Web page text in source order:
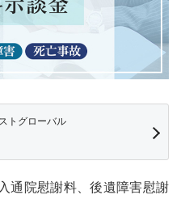
トグローバル
通院慰謝料、後遺障害慰謝